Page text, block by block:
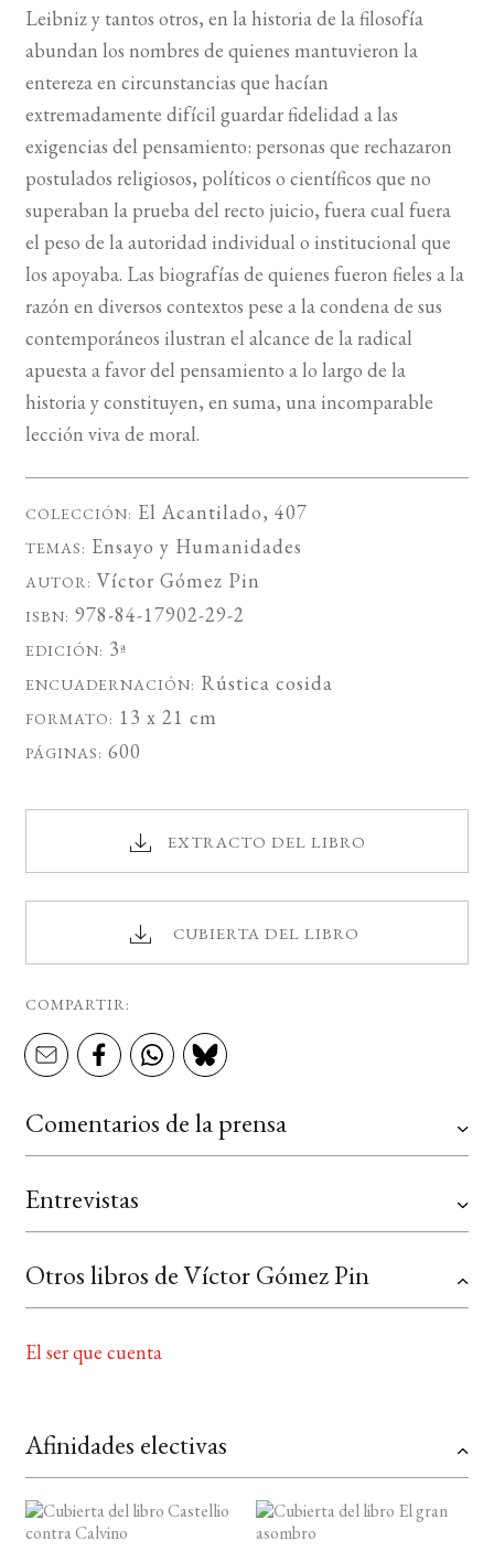
Leibniz y tantos otros, en la historia de la filosofía
abundan los nombres de quienes mantuvieron la
entereza en circunstancias que hacían
extremadamente difícil guardar fidelidad a las
exigencias del pensamiento: personas que rechazaron
postulados religiosos, políticos o científicos que no
superaban la prueba del recto juicio, fuera cual fuera
el peso de la autoridad individual o institucional que
los apoyaba. Las biografías de quienes fueron fieles a la
razón en diversos contextos pese a la condena de sus
contemporáneos ilustran el alcance de la radical
apuesta a favor del pensamiento a lo largo de la
historia y constituyen, en suma, una incomparable
lección viva de moral.
COLECCIÓN: El Acantilado, 407
TEMAS: Ensayo y Humanidades
AUTOR: Víctor Gómez Pin
ISBN: 978-84-17902-29-2
EDICIÓN: 3ª
ENCUADERNACIÓN: Rústica cosida
FORMATO: 13 x 21 cm
PÁGINAS: 600
EXTRACTO DEL LIBRO
CUBIERTA DEL LIBRO
COMPARTIR:
Comentarios de la prensa
Entrevistas
Otros libros de Víctor Gómez Pin
El ser que cuenta
Afinidades electivas